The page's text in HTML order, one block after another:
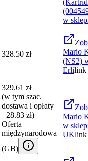
w
328.50 zł
Mario
(NS2)
Erlilink
329.61 zł
(w tym szac.
dostawa i opłaty
+28.83 zł)
Oferta
międzynarodowa
(GB)
Mario
w
UK